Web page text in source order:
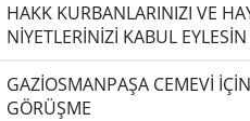
HAKK KURBANLARINIZI VE
NİYETLERİNİZİ KABUL EYLESİN
GAZİOSMANPAŞA CEMEVİ
GÖRÜŞME